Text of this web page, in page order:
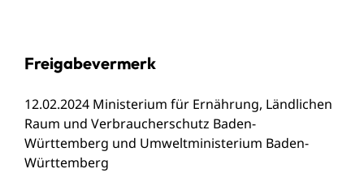
Freigabevermerk
12.02.2024 Ministerium für Ernährung, Ländlichen
Raum und Verbraucherschutz Baden-
Württemberg und Umweltministerium Baden-
Württemberg